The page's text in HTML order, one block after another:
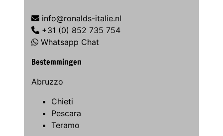
info@ronalds-italie.nl
+31 (0) 852 735 754
Whatsapp Chat
Bestemmingen
Abruzzo
Chieti
Pescara
Teramo